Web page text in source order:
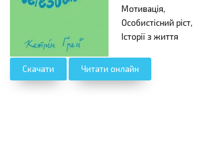
Мотивація,
Особистісний ріст,
Історії з життя
Скачати Читати онлайн